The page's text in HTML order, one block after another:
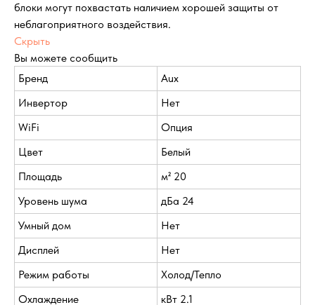
блоки могут похвастать наличием хорошей защиты от
неблагоприятного воздействия.
Скрыть
Вы можете сообщить
Бренд
Aux
Инвертор
Нет
WiFi
Опция
Цвет
Белый
Площадь
м² 20
Уровень шума
дБа 24
Умный дом
Нет
Дисплей
Нет
Режим работы
Холод/Тепло
Охлаждение
кВт 2.1